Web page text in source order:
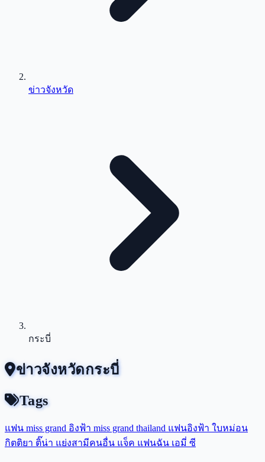
ข่าวจังหวัด
กระบี่
ข่าวจังหวัดกระบี่
Tags
แฟน miss grand อิงฟ้า miss grand thailand แฟนอิงฟ้า ใบหม่อน
กิตติยา ติ๊น่า แย่งสามีคนอื่น แจ็ค แฟนฉัน เอมี่ ซี